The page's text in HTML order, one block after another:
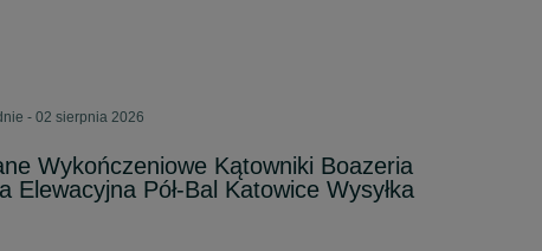
- 02 sierpnia 2026
Wykończeniowe Kątowniki Boazeria
Elewacyjna Pół-Bal Katowice Wysyłka